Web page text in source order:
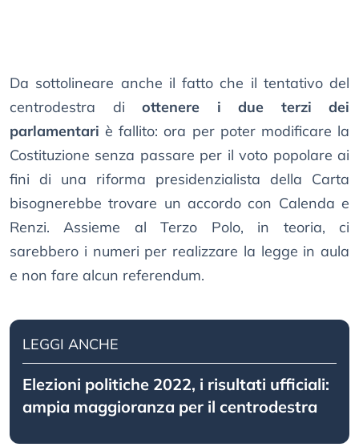
Da sottolineare anche il fatto che il tentativo del
centrodestra di ottenere i due terzi dei
parlamentari è fallito: ora per poter modificare la
Costituzione senza passare per il voto popolare ai
fini di una riforma presidenzialista della Carta
bisognerebbe trovare un accordo con Calenda e
Renzi. Assieme al Terzo Polo, in teoria, ci
sarebbero i numeri per realizzare la legge in aula
e non fare alcun referendum.
LEGGI ANCHE
Elezioni politiche 2022, i risultati ufficiali:
ampia maggioranza per il centrodestra